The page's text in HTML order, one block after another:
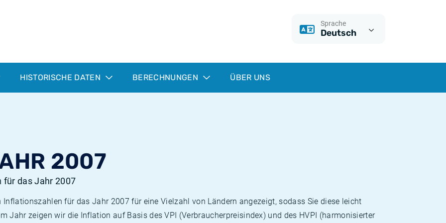
Sprache
Deutsch
HISTORISCHE DATEN BERECHNUNGEN ÜBER UNS
2007
das Jahr 2007
für das Jahr 2007 für eine Vielzahl von Ländern angezeigt, sodass Sie diese leicht
Jahr zeigen wir die Inflation auf Basis des VPI (Verbraucherpreisindex) und des HVPI (harmonisierter